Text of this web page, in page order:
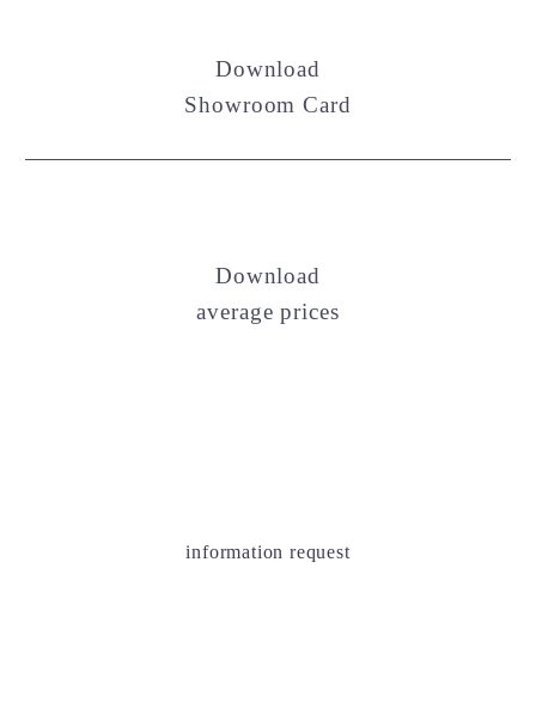
Download
Showroom Card
Download
average prices
information request